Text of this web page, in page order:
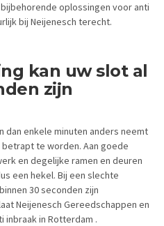
oplossingen voor anti
bij Neijenesch terecht.
kan uw slot al
zijn
dan enkele minuten anders neemt
te worden. Aan goede
en degelijke ramen en deuren
een hekel. Bij een slechte
30 seconden zijn
Neijenesch Gereedschappen en
inbraak in Rotterdam .